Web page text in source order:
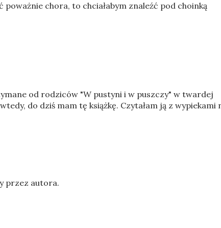
poważnie chora, to chciałabym znaleźć pod choinką
od rodziców "W pustyni i w puszczy" w twardej
do dziś mam tę książkę. Czytałam ją z wypiekami
przez autora.